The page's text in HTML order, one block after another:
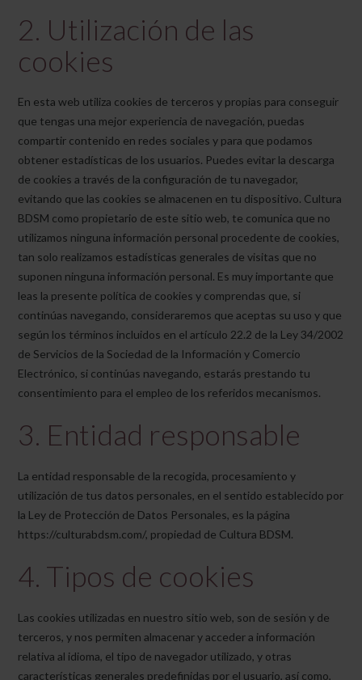
2. Utilización de las
cookies
En esta web utiliza cookies de terceros y propias para conseguir
que tengas una mejor experiencia de navegación, puedas
compartir contenido en redes sociales y para que podamos
obtener estadísticas de los usuarios. Puedes evitar la descarga
de cookies a través de la configuración de tu navegador,
evitando que las cookies se almacenen en tu dispositivo. Cultura
BDSM como propietario de este sitio web, te comunica que no
utilizamos ninguna información personal procedente de cookies,
tan solo realizamos estadísticas generales de visitas que no
suponen ninguna información personal. Es muy importante que
leas la presente política de cookies y comprendas que, si
continúas navegando, consideraremos que aceptas su uso y que
según los términos incluidos en el artículo 22.2 de la Ley 34/2002
de Servicios de la Sociedad de la Información y Comercio
Electrónico, si continúas navegando, estarás prestando tu
consentimiento para el empleo de los referidos mecanismos.
3. Entidad responsable
La entidad responsable de la recogida, procesamiento y
utilización de tus datos personales, en el sentido establecido por
la Ley de Protección de Datos Personales, es la página
https://culturabdsm.com/, propiedad de Cultura BDSM.
4. Tipos de cookies
Las cookies utilizadas en nuestro sitio web, son de sesión y de
terceros, y nos permiten almacenar y acceder a información
relativa al idioma, el tipo de navegador utilizado, y otras
características generales predefinidas por el usuario, así como,